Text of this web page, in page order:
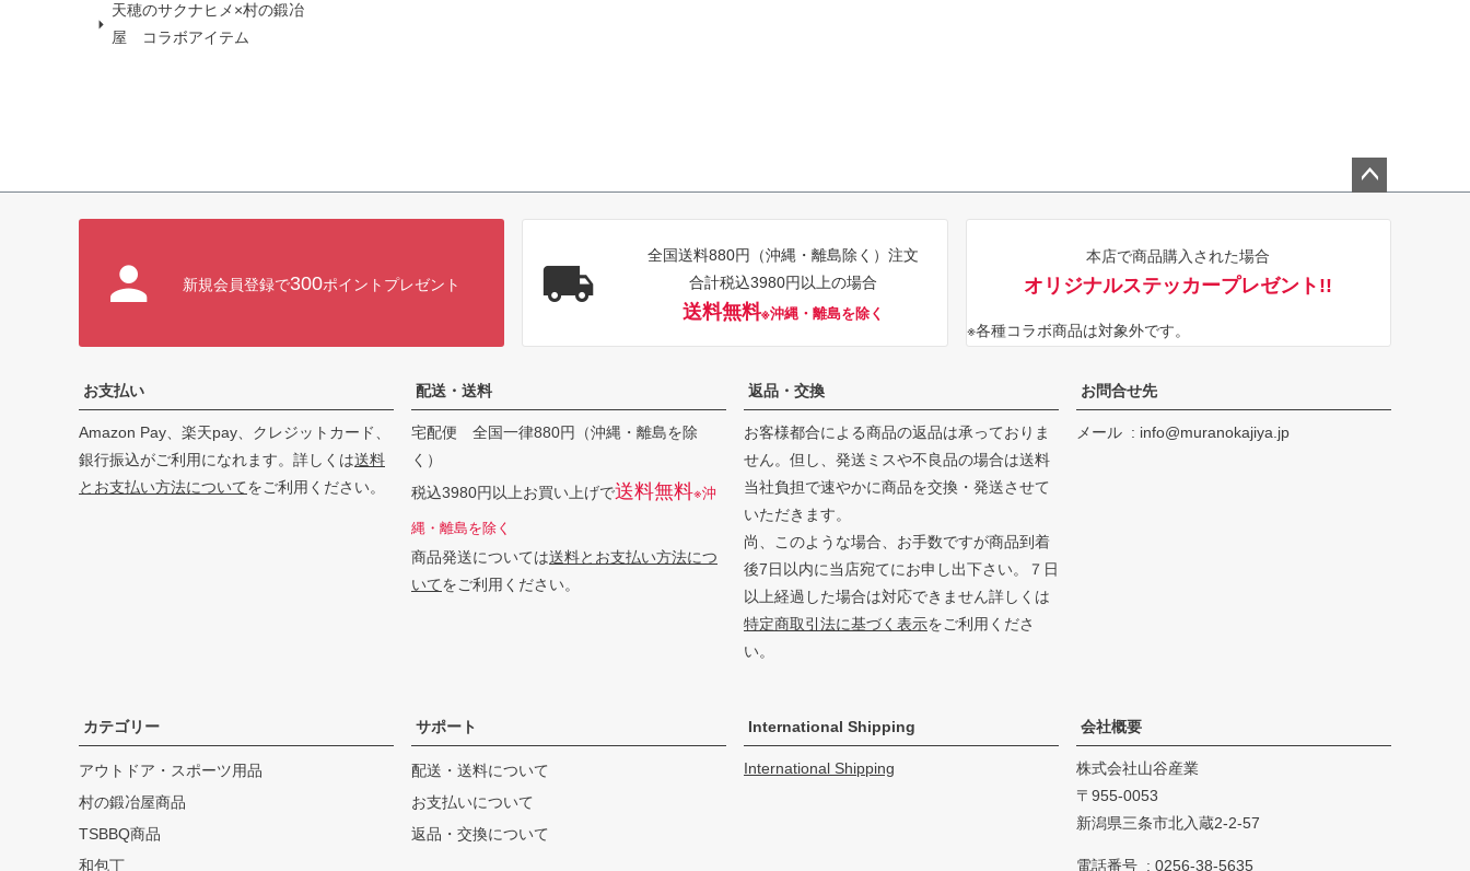
天穂のサクナヒメ×村の鍛冶
屋 コラボアイテム
新規会員登録で300ポイントプレゼント
全国送料880円（沖縄・離島除く）注文
合計税込3980円以上の場合
送料無料※沖縄・離島を除く
本店で商品購入された場合
オリジナルステッカープレゼント!!
※各種コラボ商品は対象外です。
お支払い
Amazon Pay、楽天pay、クレジットカード、
銀行振込がご利用になれます。詳しくは送料
とお支払い方法についてをご利用ください。
配送・送料
宅配便 全国一律880円（沖縄・離島を除
く）
税込3980円以上お買い上げで送料無料※沖
縄・離島を除く
商品発送については送料とお支払い方法につ
いてをご利用ください。
返品・交換
お客様都合による商品の返品は承っておりま
せん。但し、発送ミスや不良品の場合は送料
当社負担で速やかに商品を交換・発送させて
いただきます。
尚、このような場合、お手数ですが商品到着
後7日以内に当店宛てにお申し出下さい。７日
以上経過した場合は対応できません詳しくは
特定商取引法に基づく表示をご利用くださ
い。
お問合せ先
メール info@muranokajiya.jp
カテゴリー
アウトドア・スポーツ用品
村の鍛冶屋商品
TSBBQ商品
和包丁
サポート
配送・送料について
お支払いについて
返品・交換について
International Shipping
International Shipping
会社概要
株式会社山谷産業
955-0053
新潟県三条市北入蔵2-2-57
電話番号 0256-38-5635